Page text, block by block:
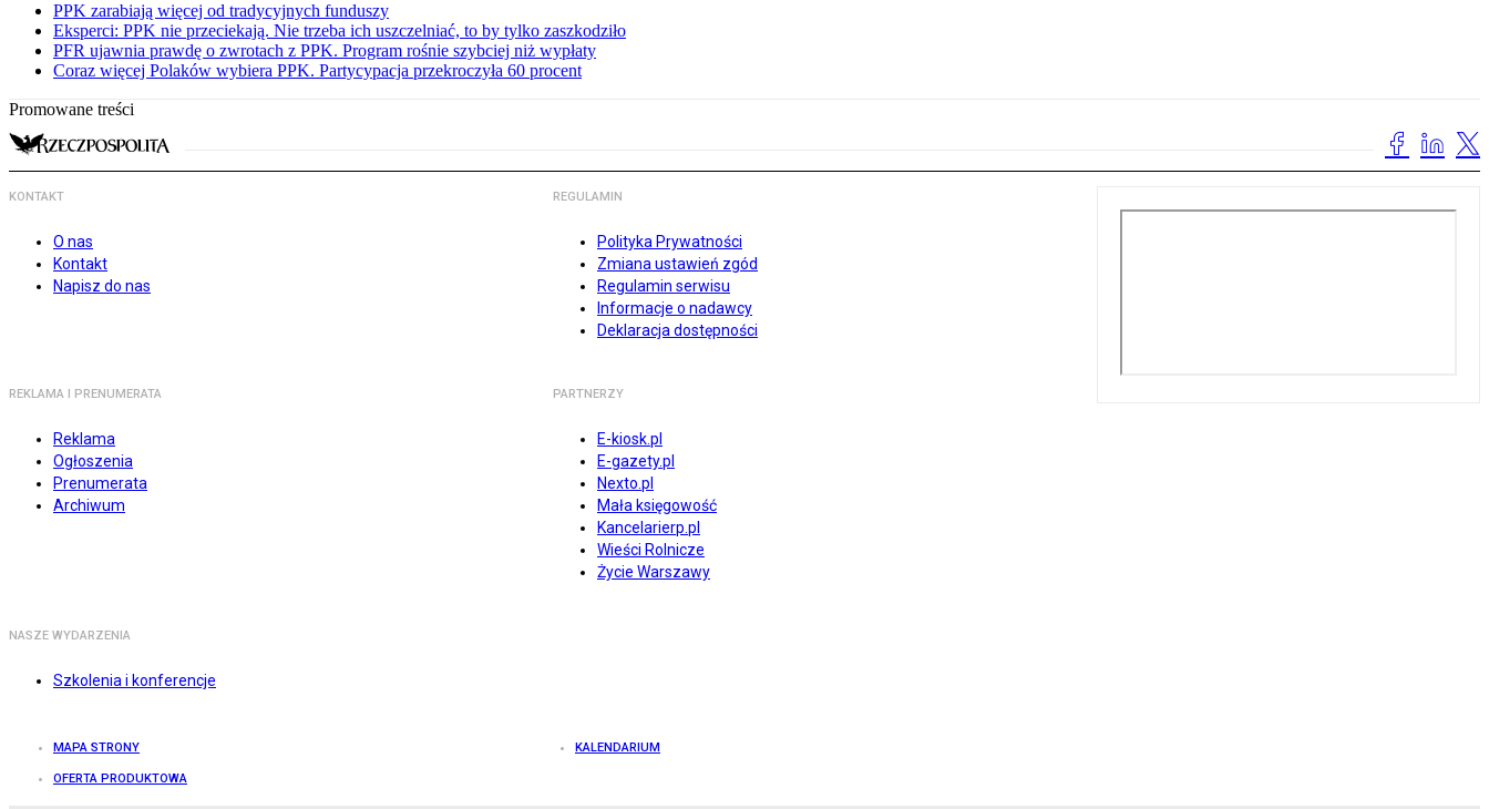
PPK zarabiają więcej od tradycyjnych funduszy
Eksperci: PPK nie przeciekają. Nie trzeba ich uszczelniać, to by tylko zaszkodziło
PFR ujawnia prawdę o zwrotach z PPK. Program rośnie szybciej niż wypłaty
Coraz więcej Polaków wybiera PPK. Partycypacja przekroczyła 60 procent
Promowane treści
KONTAKT
O nas
Kontakt
Napisz do nas
REGULAMIN
Polityka Prywatności
Zmiana ustawień zgód
Regulamin serwisu
Informacje o nadawcy
Deklaracja dostępności
REKLAMA I PRENUMERATA
Reklama
Ogłoszenia
Prenumerata
Archiwum
PARTNERZY
E-kiosk.pl
E-gazety.pl
Nexto.pl
Mała księgowość
Kancelarierp.pl
Wieści Rolnicze
Życie Warszawy
NASZE WYDARZENIA
Szkolenia i konferencje
MAPA STRONY KALENDARIUM
OFERTA PRODUKTOWA